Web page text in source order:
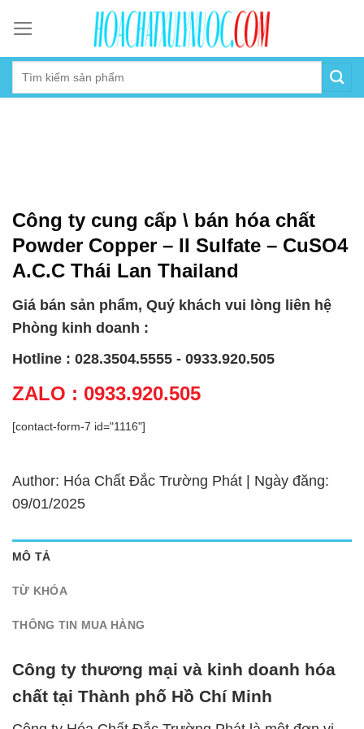
content
Công ty cung cấp \ bán hóa chất
Powder Copper – II Sulfate – CuSO4
A.C.C Thái Lan Thailand
Giá bán sản phẩm, Quý khách vui lòng liên hệ
Phòng kinh doanh :
Hotline : 028.3504.5555 - 0933.920.505
ZALO : 0933.920.505
[contact-form-7 id="1116"]
Author: Hóa Chất Đắc Trường Phát | Ngày đăng:
09/01/2025
MÔ TẢ
TỪ KHÓA
THÔNG TIN MUA HÀNG
Công ty thương mại và kinh doanh hóa
chất tại Thành phố Hồ Chí Minh